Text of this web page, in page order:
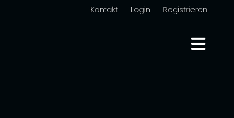
Kontakt Login Registrieren